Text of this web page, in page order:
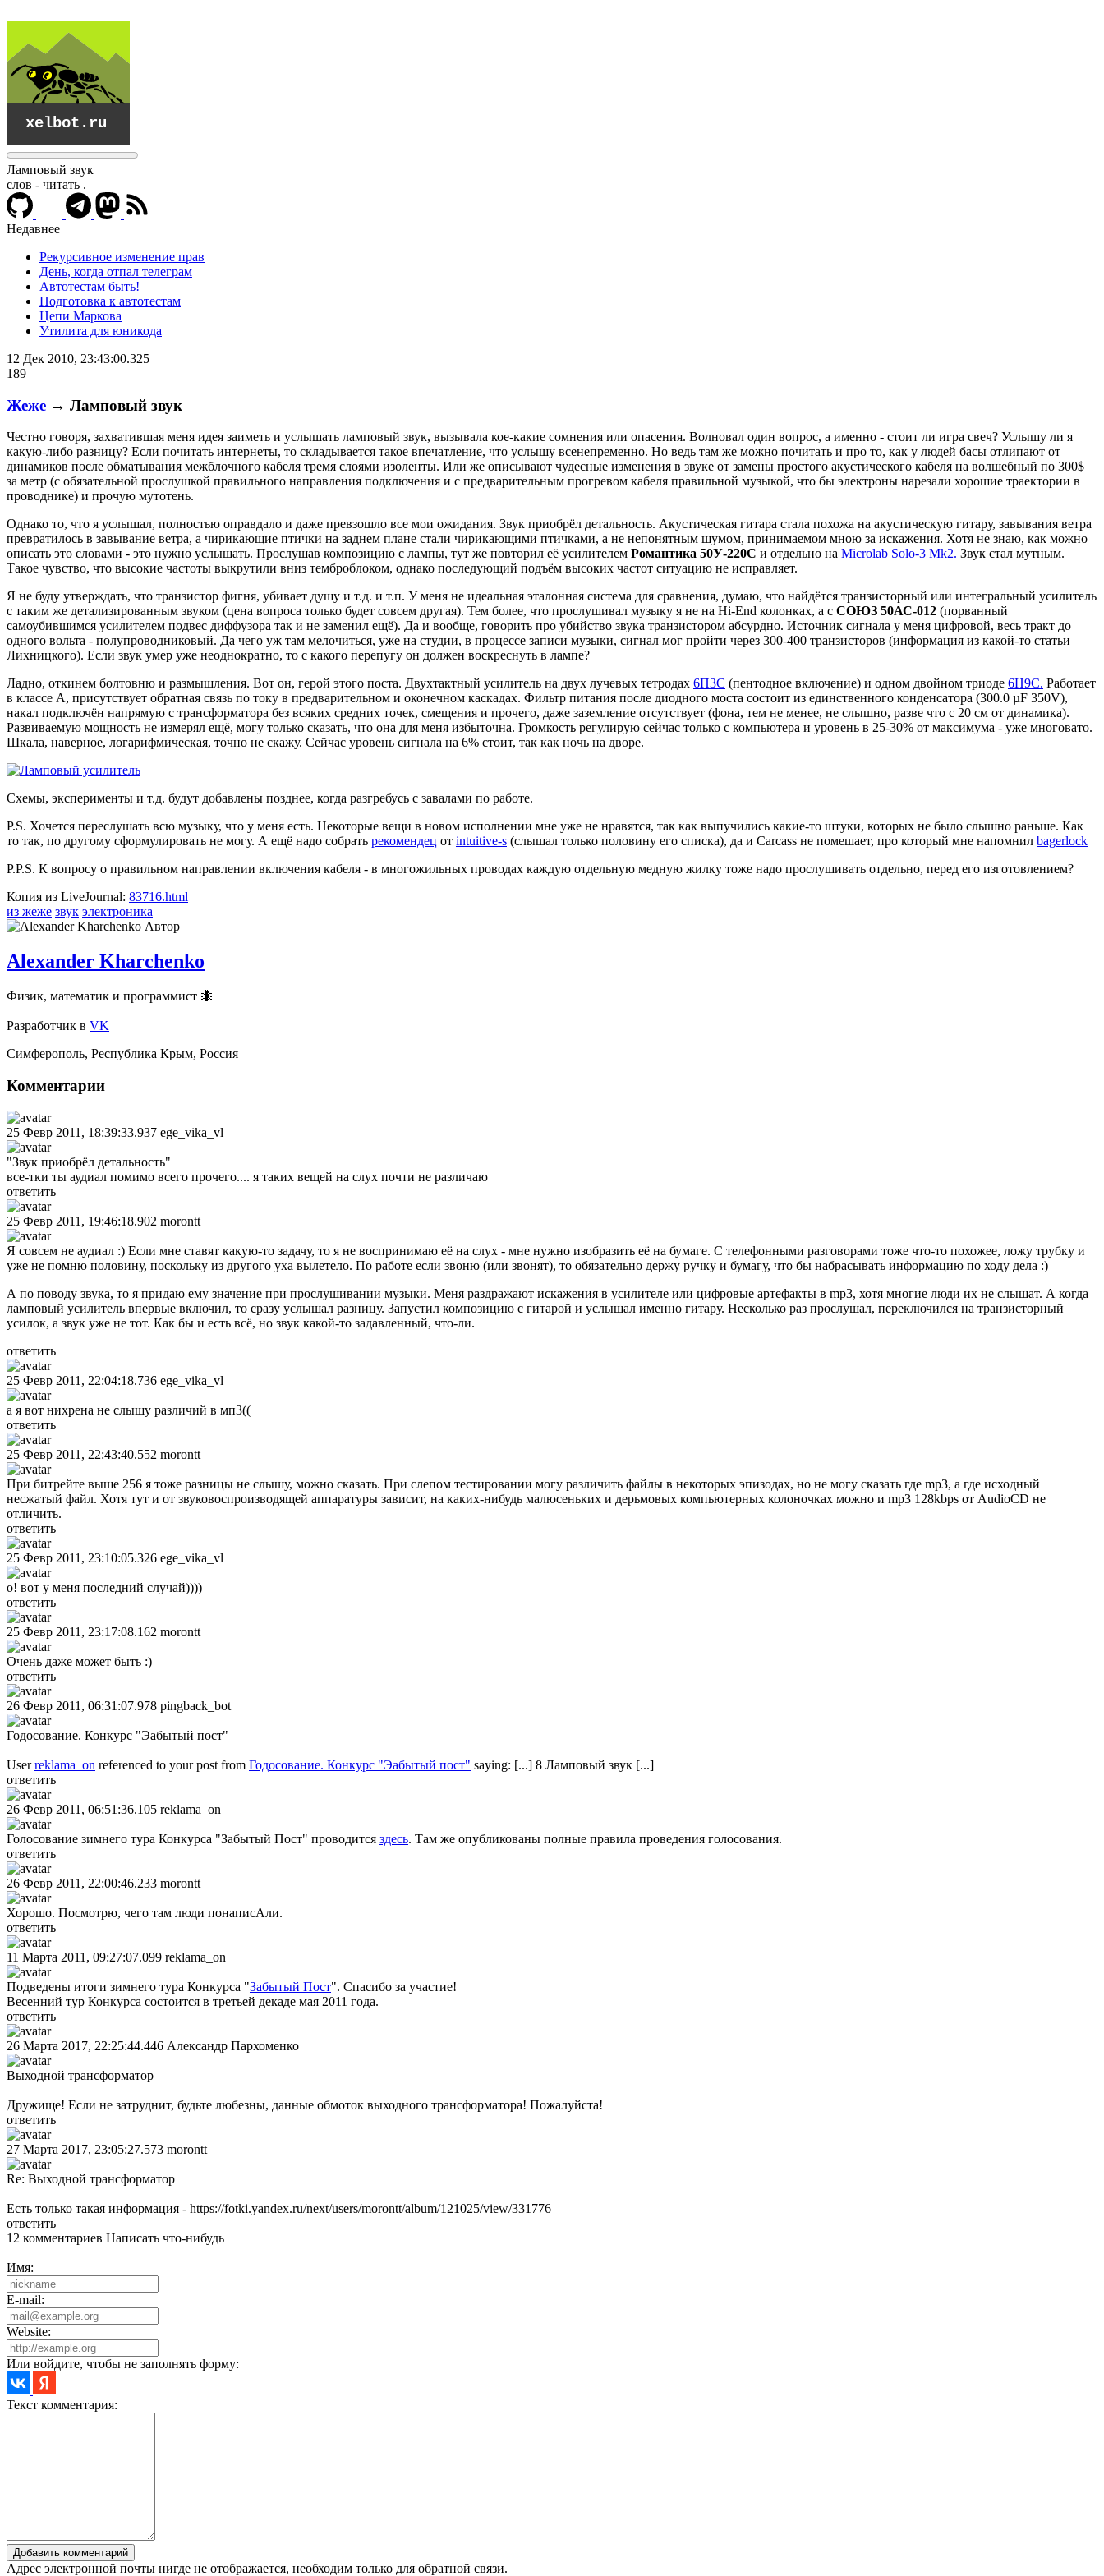
xelbot.ru
Ламповый звук
слов - читать .
Недавнее
Рекурсивное изменение прав
День, когда отпал телеграм
Автотестам быть!
Подготовка к автотестам
Цепи Маркова
Утилита для юникода
12 Дек 2010, 23:43:00.325
189
Жеже → Ламповый звук
Честно говоря, захватившая меня идея заиметь и услышать ламповый звук, вызывала кое-какие сомнения или опасения. Волновал один вопрос, а именно - стоит ли игра свеч? Услышу ли я
какую-либо разницу? Если почитать интернеты, то складывается такое впечатление, что услышу всенепременно. Но ведь там же можно почитать и про то, как у людей басы отлипают от
динамиков после обматывания межблочного кабеля тремя слоями изоленты. Или же описывают чудесные изменения в звуке от замены простого акустического кабеля на волшебный по 300$
за метр (с обязательной прослушкой правильного направления подключения и с предварительным прогревом кабеля правильной музыкой, что бы электроны нарезали хорошие траектории в
проводнике) и прочую мутотень.
Однако то, что я услышал, полностью оправдало и даже превзошло все мои ожидания. Звук приобрёл детальность. Акустическая гитара стала похожа на акустическую гитару, завывания ветра
превратилось в завывание ветра, а чирикающие птички на заднем плане стали чирикающими птичками, а не непонятным шумом, принимаемом мною за искажения. Хотя не знаю, как можно
описать это словами - это нужно услышать. Прослушав композицию с лампы, тут же повторил её усилителем Романтика 50У-220С и отдельно на Microlab Solo-3 Mk2. Звук стал мутным.
Такое чувство, что высокие частоты выкрутили вниз темброблоком, однако последующий подъём высоких частот ситуацию не исправляет.
Я не буду утверждать, что транзистор фигня, убивает душу и т.д. и т.п. У меня не идеальная эталонная система для сравнения, думаю, что найдётся транзисторный или интегральный усилитель
с таким же детализированным звуком (цена вопроса только будет совсем другая). Тем более, что прослушивал музыку я не на Hi-End колонках, а с СОЮЗ 50АС-012 (порванный
самоубившимся усилителем подвес диффузора так и не заменил ещё). Да и вообще, говорить про убийство звука транзистором абсурдно. Источник сигнала у меня цифровой, весь тракт до
одного вольта - полупроводниковый. Да чего уж там мелочиться, уже на студии, в процессе записи музыки, сигнал мог пройти через 300-400 транзисторов (информация из какой-то статьи
Лихницкого). Если звук умер уже неоднократно, то с какого перепугу он должен воскреснуть в лампе?
Ладно, откинем болтовню и размышления. Вот он, герой этого поста. Двухтактный усилитель на двух лучевых тетродах 6П3С (пентодное включение) и одном двойном триоде 6Н9С. Работает
в классе А, присутствует обратная связь по току в предварительном и оконечном каскадах. Фильтр питания после диодного моста состоит из единственного конденсатора (300.0 µF 350V),
накал подключён напрямую с трансформатора без всяких средних точек, смещения и прочего, даже заземление отсутствует (фона, тем не менее, не слышно, разве что с 20 см от динамика).
Развиваемую мощность не измерял ещё, могу только сказать, что она для меня избыточна. Громкость регулирую сейчас только с компьютера и уровень в 25-30% от максимума - уже многовато.
Шкала, наверное, логарифмическая, точно не скажу. Сейчас уровень сигнала на 6% стоит, так как ночь на дворе.
Схемы, эксперименты и т.д. будут добавлены позднее, когда разгребусь с завалами по работе.
P.S. Хочется переслушать всю музыку, что у меня есть. Некоторые вещи в новом исполнении мне уже не нравятся, так как выпучились какие-то штуки, которых не было слышно раньше. Как
то так, по другому сформулировать не могу. А ещё надо собрать рекомендец от intuitive-s (слышал только половину его списка), да и Carcass не помешает, про который мне напомнил bagerlock
P.P.S. К вопросу о правильном направлении включения кабеля - в многожильных проводах каждую отдельную медную жилку тоже надо прослушивать отдельно, перед его изготовлением?
Копия из LiveJournal: 83716.html
из жеже звук электроника
Автор
Alexander Kharchenko
Физик, математик и программист 🐜
Разработчик в VK
Симферополь, Республика Крым, Россия
Комментарии
25 Февр 2011, 18:39:33.937 ege_vika_vl
"Звук приобрёл детальность"
все-тки ты аудиал помимо всего прочего.... я таких вещей на слух почти не различаю
ответить
25 Февр 2011, 19:46:18.902 morontt
Я совсем не аудиал :) Если мне ставят какую-то задачу, то я не воспринимаю её на слух - мне нужно изобразить её на бумаге. С телефонными разговорами тоже что-то похожее, ложу трубку и
уже не помню половину, поскольку из другого уха вылетело. По работе если звоню (или звонят), то обязательно держу ручку и бумагу, что бы набрасывать информацию по ходу дела :)
А по поводу звука, то я придаю ему значение при прослушивании музыки. Меня раздражают искажения в усилителе или цифровые артефакты в mp3, хотя многие люди их не слышат. А когда
ламповый усилитель впервые включил, то сразу услышал разницу. Запустил композицию с гитарой и услышал именно гитару. Несколько раз прослушал, переключился на транзисторный
усилок, а звук уже не тот. Как бы и есть всё, но звук какой-то задавленный, что-ли.
ответить
25 Февр 2011, 22:04:18.736 ege_vika_vl
а я вот нихрена не слышу различий в мп3((
ответить
25 Февр 2011, 22:43:40.552 morontt
При битрейте выше 256 я тоже разницы не слышу, можно сказать. При слепом тестировании могу различить файлы в некоторых эпизодах, но не могу сказать где mp3, а где исходный
несжатый файл. Хотя тут и от звуковоспроизводящей аппаратуры зависит, на каких-нибудь малюсеньких и дерьмовых компьютерных колоночках можно и mp3 128kbps от AudioCD не
отличить.
ответить
25 Февр 2011, 23:10:05.326 ege_vika_vl
о! вот у меня последний случай))))
ответить
25 Февр 2011, 23:17:08.162 morontt
Очень даже может быть :)
ответить
26 Февр 2011, 06:31:07.978 pingback_bot
Годосование. Конкурс "Эабытый пост"
Userreklama_on referenced to your post from Годосование. Конкурс "Эабытый пост" saying: [...] 8 Ламповый звук [...]
ответить
26 Февр 2011, 06:51:36.105 reklama_on
Голосование зимнего тура Конкурса "Забытый Пост" проводится здесь. Там же опубликованы полные правила проведения голосования.
ответить
26 Февр 2011, 22:00:46.233 morontt
Хорошо. Посмотрю, чего там люди понаписАли.
ответить
11 Марта 2011, 09:27:07.099 reklama_on
Подведены итоги зимнего тура Конкурса "Забытый Пост". Спасибо за участие!
Весенний тур Конкурса состоится в третьей декаде мая 2011 года.
ответить
26 Марта 2017, 22:25:44.446 Александр Пархоменко
Выходной трансформатор
Дружище! Если не затруднит, будьте любезны, данные обмоток выходного трансформатора! Пожалуйста!
ответить
27 Марта 2017, 23:05:27.573 morontt
Re: Выходной трансформатор
Есть только такая информация - https://fotki.yandex.ru/next/users/morontt/album/121025/view/331776
ответить
12 комментариев Написать что-нибудь
Имя:
E-mail:
Website:
Или войдите, чтобы не заполнять форму:
Текст комментария:
Добавить комментарий
Адрес электронной почты нигде не отображается, необходим только для обратной связи.